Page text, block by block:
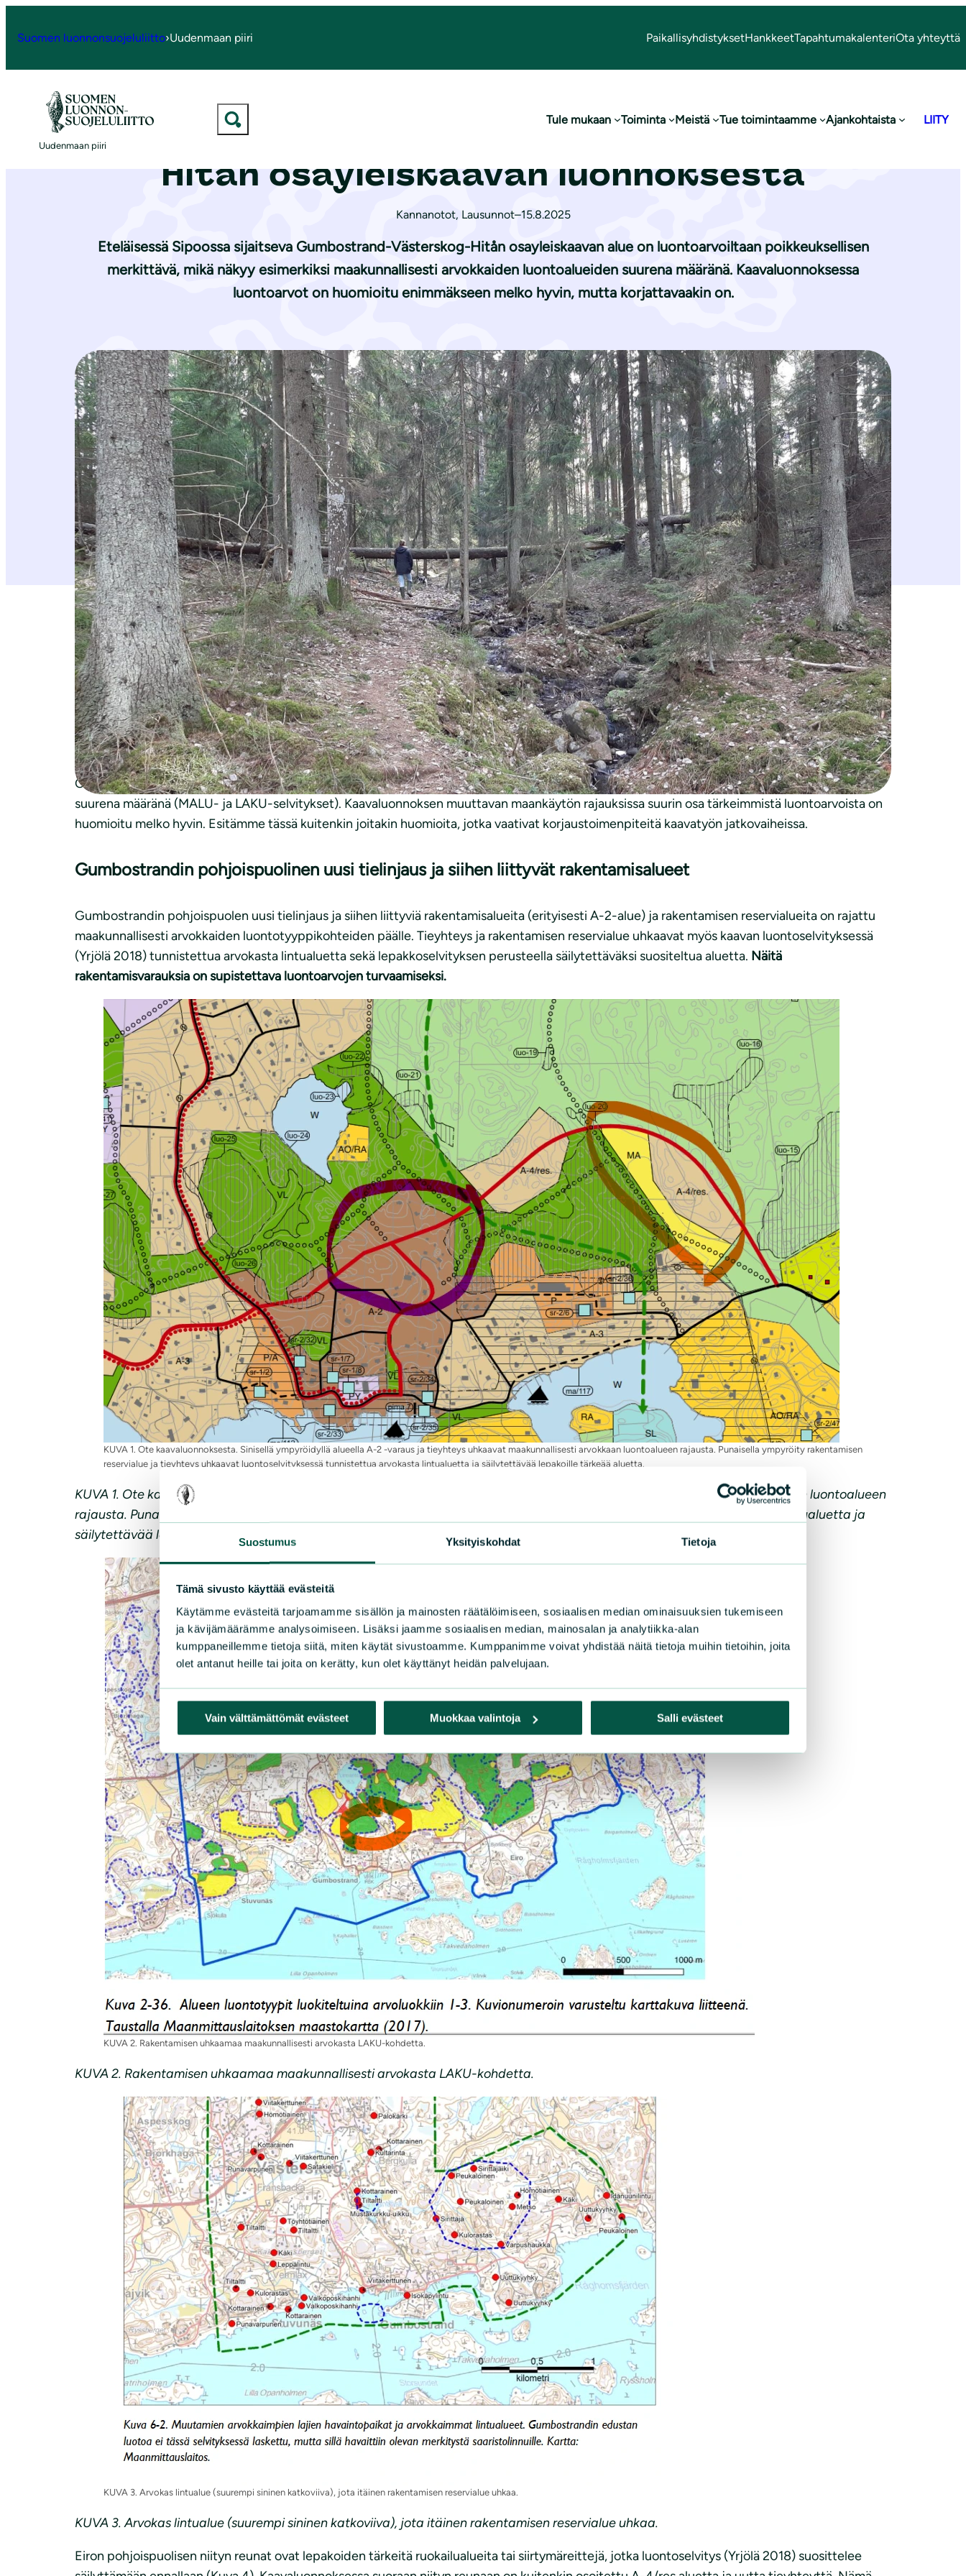
Suostumus Yksityiskohdat Tietoja
Tämä sivusto käyttää evästeitä
Käytämme evästeitä tarjoamamme sisällön ja mainosten räätälöimiseen, sosiaalisen median ominaisuuksien tukemiseen
ja kävijämäärämme analysoimiseen. Lisäksi jaamme sosiaalisen median, mainosalan ja analytiikka-alan
kumppaneillemme tietoja siitä, miten käytät sivustoamme. Kumppanimme voivat yhdistää näitä tietoja muihin tietoihin, joita
olet antanut heille tai joita on kerätty, kun olet käyttänyt heidän palvelujaan.
Vain välttämättömät evästeet Muokkaa valintoja Salli evästeet
Suomen luonnonsuojeluliitto›Uudenmaan piiri PaikallisyhdistyksetHankkeetTapahtumakalenteriOta yhteyttä
Uudenmaan piiri
Tule mukaan Toiminta Meistä Tue toimintaamme Ajankohtaista LIITY
Ajankohtaista Lausunto Sipoon Gumbostrand-Västerskog-Hitån osayleiskaavan luonnoksesta
Lausunto Sipoon Gumbostrand-Västerskog-
Hitån osayleiskaavan luonnoksesta
Kannanotot, Lausunnot–15.8.2025
Eteläisessä Sipoossa sijaitseva Gumbostrand-Västerskog-Hitån osayleiskaavan alue on luontoarvoiltaan poikkeuksellisen
merkittävä, mikä näkyy esimerkiksi maakunnallisesti arvokkaiden luontoalueiden suurena määränä. Kaavaluonnoksessa
luontoarvot on huomioitu enimmäkseen melko hyvin, mutta korjattavaakin on.
LAUSUNTO 15.8.2025
Sipoon kunta
kirjaamo(a)sipoo.fi
Suomen luonnonsuojeluliiton Uudenmaan piiri ry
ASIA:Lausunto G27 Gumbostrand-Västerskog-Hitån osayleiskaavaluonnoksesta
Osayleiskaava-alue on luontoarvoiltaan poikkeuksellisen merkittävä, mikä näkyy esimerkiksi maakunnallisesti arvokkaiden luontoalueiden
suurena määränä (MALU- ja LAKU-selvitykset). Kaavaluonnoksen muuttavan maankäytön rajauksissa suurin osa tärkeimmistä luontoarvoista on
huomioitu melko hyvin. Esitämme tässä kuitenkin joitakin huomioita, jotka vaativat korjaustoimenpiteitä kaavatyön jatkovaiheissa.
Gumbostrandin pohjoispuolinen uusi tielinjaus ja siihen liittyvät rakentamisalueet
Gumbostrandin pohjoispuolen uusi tielinjaus ja siihen liittyviä rakentamisalueita (erityisesti A-2-alue) ja rakentamisen reservialueita on rajattu
maakunnallisesti arvokkaiden luontotyyppikohteiden päälle. Tieyhteys ja rakentamisen reservialue uhkaavat myös kaavan luontoselvityksessä
(Yrjölä 2018) tunnistettua arvokasta lintualuetta sekä lepakkoselvityksen perusteella säilytettäväksi suositeltua aluetta. Näitä
rakentamisvarauksia on supistettava luontoarvojen turvaamiseksi.
KUVA 1. Ote kaavaluonnoksesta. Sinisellä ympyröidyllä alueella A-2 -varaus ja tieyhteys uhkaavat maakunnallisesti arvokkaan luontoalueen rajausta. Punaisella ympyröity rakentamisen
reservialue ja tieyhteys uhkaavat luontoselvityksessä tunnistettua arvokasta lintualuetta ja säilytettävää lepakoille tärkeää aluetta.
KUVA 1. Ote kaavaluonnoksesta. Sinisellä ympyröidyllä alueella A-2 -varaus ja tieyhteys uhkaavat maakunnallisesti arvokkaan luontoalueen
rajausta. Punaisella ympyröity rakentamisen reservialue ja tieyhteys uhkaavat luontoselvityksessä tunnistettua arvokasta lintualuetta ja
säilytettävää lepakoille tärkeää aluetta.
KUVA 2. Rakentamisen uhkaamaa maakunnallisesti arvokasta LAKU-kohdetta.
KUVA 2. Rakentamisen uhkaamaa maakunnallisesti arvokasta LAKU-kohdetta.
KUVA 3. Arvokas lintualue (suurempi sininen katkoviiva), jota itäinen rakentamisen reservialue uhkaa.
KUVA 3. Arvokas lintualue (suurempi sininen katkoviiva), jota itäinen rakentamisen reservialue uhkaa.
Eiron pohjoispuolisen niityn reunat ovat lepakoiden tärkeitä ruokailualueita tai siirtymäreittejä, jotka luontoselvitys (Yrjölä 2018) suosittelee